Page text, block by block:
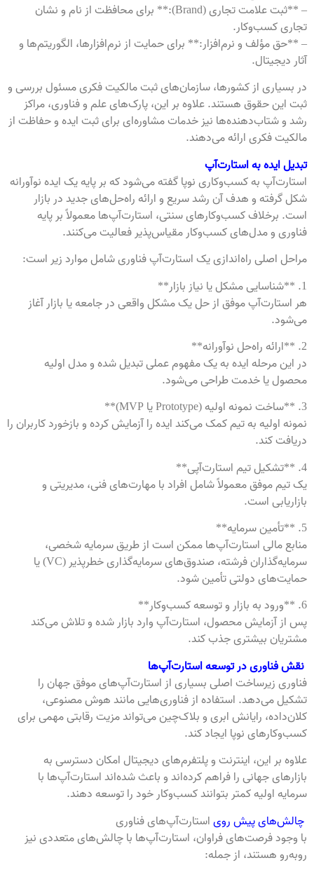
– **ثبت علامت تجاری (Brand):** برای محافظت از نام و نشان
تجاری کسب‌وکار.
– **حق مؤلف و نرم‌افزار:** برای حمایت از نرم‌افزارها، الگوریتم‌ها و
آثار دیجیتال.
در بسیاری از کشورها، سازمان‌های ثبت مالکیت فکری مسئول بررسی و
ثبت این حقوق هستند. علاوه بر این، پارک‌های علم و فناوری، مراکز
رشد و شتاب‌دهنده‌ها نیز خدمات مشاوره‌ای برای ثبت ایده و حفاظت از
مالکیت فکری ارائه می‌دهند.
تبدیل ایده به استارت‌آپ
استارت‌آپ به کسب‌وکاری نوپا گفته می‌شود که بر پایه یک ایده نوآورانه
شکل گرفته و هدف آن رشد سریع و ارائه راه‌حل‌های جدید در بازار
است. برخلاف کسب‌وکارهای سنتی، استارت‌آپ‌ها معمولاً بر پایه
فناوری و مدل‌های کسب‌وکار مقیاس‌پذیر فعالیت می‌کنند.
مراحل اصلی راه‌اندازی یک استارت‌آپ فناوری شامل موارد زیر است:
1. **شناسایی مشکل یا نیاز بازار**
هر استارت‌آپ موفق از حل یک مشکل واقعی در جامعه یا بازار آغاز
می‌شود.
2. **ارائه راه‌حل نوآورانه**
در این مرحله ایده به یک مفهوم عملی تبدیل شده و مدل اولیه
محصول یا خدمت طراحی می‌شود.
3. **ساخت نمونه اولیه (Prototype یا MVP)**
نمونه اولیه به تیم کمک می‌کند ایده را آزمایش کرده و بازخورد کاربران را
دریافت کند.
4. **تشکیل تیم استارت‌آپی**
یک تیم موفق معمولاً شامل افراد با مهارت‌های فنی، مدیریتی و
بازاریابی است.
5. **تأمین سرمایه**
منابع مالی استارت‌آپ‌ها ممکن است از طریق سرمایه شخصی،
سرمایه‌گذاران فرشته، صندوق‌های سرمایه‌گذاری خطرپذیر (VC) یا
حمایت‌های دولتی تأمین شود.
6. **ورود به بازار و توسعه کسب‌وکار**
پس از آزمایش محصول، استارت‌آپ وارد بازار شده و تلاش می‌کند
مشتریان بیشتری جذب کند.
نقش فناوری در توسعه استارت‌آپ‌ها
فناوری زیرساخت اصلی بسیاری از استارت‌آپ‌های موفق جهان را
تشکیل می‌دهد. استفاده از فناوری‌هایی مانند هوش مصنوعی،
کلان‌داده، رایانش ابری و بلاک‌چین می‌تواند مزیت رقابتی مهمی برای
کسب‌وکارهای نوپا ایجاد کند.
علاوه بر این، اینترنت و پلتفرم‌های دیجیتال امکان دسترسی به
بازارهای جهانی را فراهم کرده‌اند و باعث شده‌اند استارت‌آپ‌ها با
سرمایه اولیه کمتر بتوانند کسب‌وکار خود را توسعه دهند.
چالش‌های پیش رویاستارت‌آپ‌های فناوری
با وجود فرصت‌های فراوان، استارت‌آپ‌ها با چالش‌های متعددی نیز
روبه‌رو هستند، از جمله: